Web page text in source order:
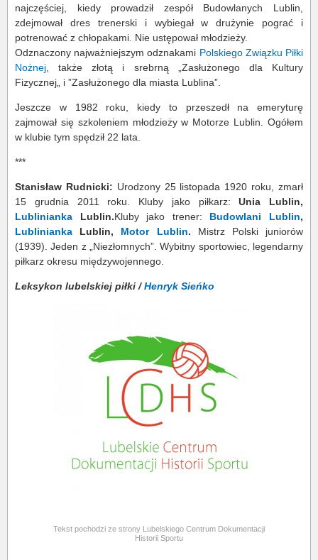
najczęściej, kiedy prowadził zespół Budowlanych Lublin,
zdejmował dres trenerski i wybiegał w drużynie pograć i
potrenować z chłopakami. Nie ustępował młodzieży.
Odznaczony najważniejszym odznakami Polskiego Związku Piłki
Nożnej, także złotą i srebrną „Zasłużonego dla Kultury
Fizycznej„ i ”Zasłużonego dla miasta Lublina”.
Jeszcze w 1982 roku, kiedy to przeszedł na emeryturę
zajmował się szkoleniem młodzieży w Motorze Lublin. Ogółem
w klubie tym spędził 22 lata.
***
Stanisław Rudnicki: Urodzony 25 listopada 1920 roku, zmarł
15 grudnia 2011 roku. Kluby jako piłkarz:Unia Lublin,
Lublinianka Lublin.Kluby jako trener: Budowlani Lublin,
Lublinianka Lublin, Motor Lublin. Mistrz Polski juniorów
(1939). Jeden z „Niezłomnych”. Wybitny sportowiec, legendarny
piłkarz okresu międzywojennego.
Leksykon lubelskiej piłki /Henryk Sieńko
Tekst pochodzi ze strony Lubelskiego Centrum Dokumentacji
Historii Sportu